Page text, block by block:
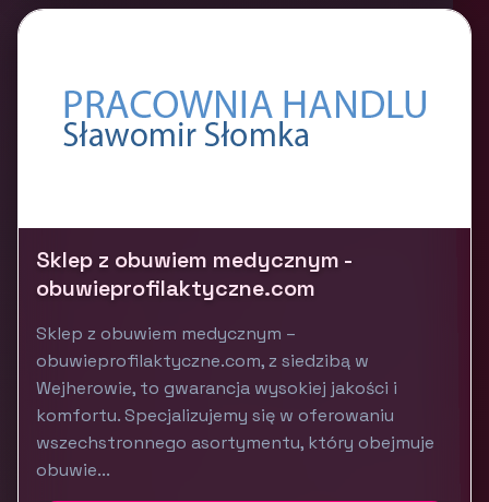
Sklep z obuwiem medycznym -
obuwieprofilaktyczne.com
Sklep z obuwiem medycznym –
obuwieprofilaktyczne.com, z siedzibą w
Wejherowie, to gwarancja wysokiej jakości i
komfortu. Specjalizujemy się w oferowaniu
wszechstronnego asortymentu, który obejmuje
obuwie...